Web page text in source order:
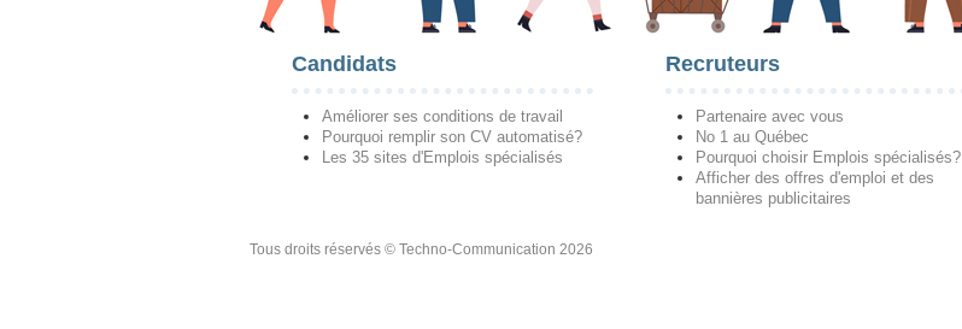
Candidats
Améliorer ses conditions de travail
Pourquoi remplir son CV automatisé?
Les 35 sites d'Emplois spécialisés
Recruteurs
Partenaire avec vous
No 1 au Québec
Pourquoi choisir Emplois spécialisés?
Afficher des offres d'emploi et des
bannières publicitaires
Tous droits réservés © Techno-Communication 2026